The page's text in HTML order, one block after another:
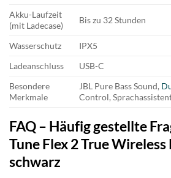
Akku-Laufzeit
(mit Ladecase)
Bis zu 32 Stunden
Wasserschutz
IPX5
Ladeanschluss
USB-C
Besondere
Merkmale
JBL Pure Bass Sound,
Control,
FAQ – Häufig gestellte
Tune Flex 2 True
schwarz